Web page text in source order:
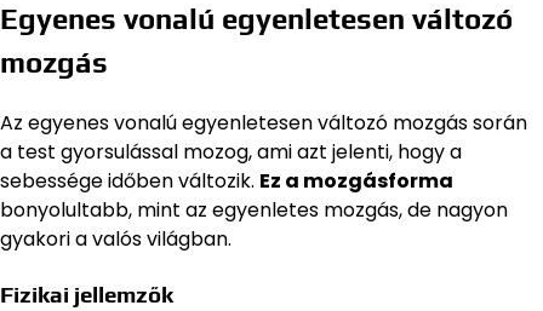
Egyenes vonalú egyenletesen változó
mozgás
Az egyenes vonalú egyenletesen változó mozgás során
a test gyorsulással mozog, ami azt jelenti, hogy a
sebessége időben változik. Ez a mozgásforma
bonyolultabb, mint az egyenletes mozgás, de nagyon
gyakori a valós világban.
Fizikai jellemzők